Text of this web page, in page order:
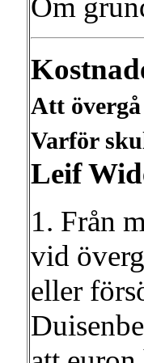
Om
Att
Varför
Leif
1. Från
vid
eller